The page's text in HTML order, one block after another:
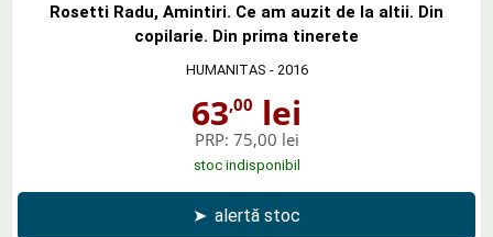
Rosetti Radu, Amintiri. Ce am auzit de la altii. Din
copilarie. Din prima tinerete
HUMANITAS - 2016
63,00 lei
PRP: 75,00 lei
stoc indisponibil
➤ alertă stoc